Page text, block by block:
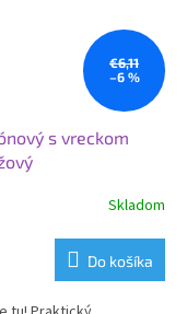
€6,11
–6 %
s vreckom
Skladom
Do košíka